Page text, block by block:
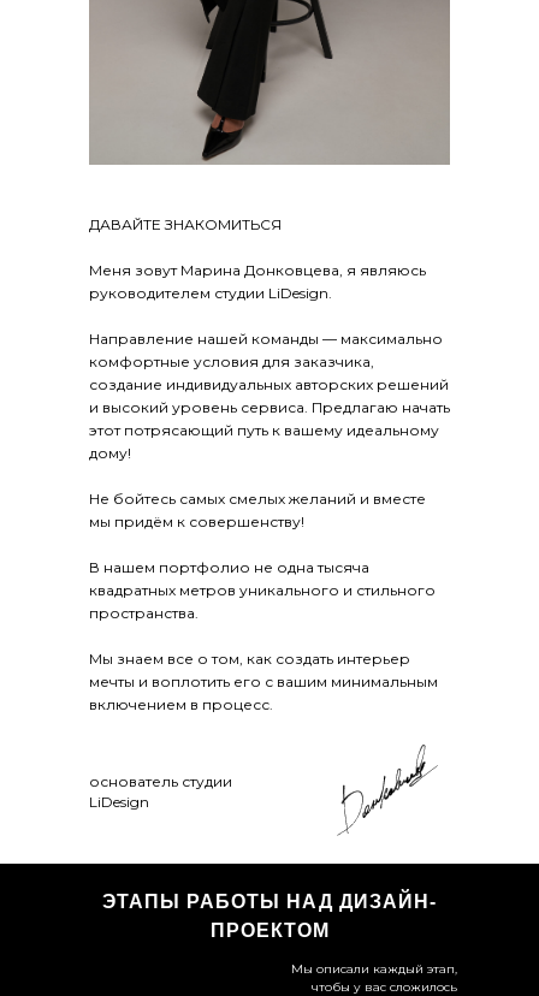
основатель студии
LiDesign
ДАВАЙТЕ ЗНАКОМИТЬСЯ
Меня зовут Марина Донковцева, я являюсь
руководителем студии LiDesign.
Направление нашей команды — максимально
комфортные условия для заказчика,
создание индивидуальных авторских решений
и высокий уровень сервиса. Предлагаю начать
этот потрясающий путь к вашему идеальному
дому!
Не бойтесь самых смелых желаний и вместе
мы придём к совершенству!
В нашем портфолио не одна тысяча
квадратных метров уникального и стильного
пространства.
Мы знаем все о том, как создать интерьер
мечты и воплотить его с вашим минимальным
включением в процесс.
ЭТАПЫ РАБОТЫ НАД ДИЗАЙН-
ПРОЕКТОМ
Мы описали каждый этап,
чтобы у вас сложилось